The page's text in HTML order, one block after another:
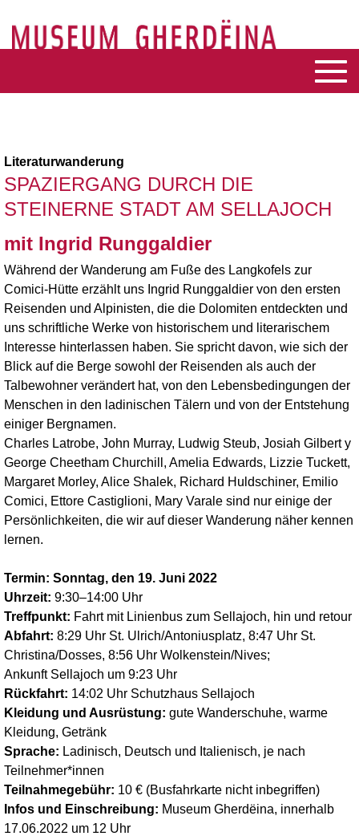
Literaturwanderung
SPAZIERGANG DURCH DIE
STEINERNE STADT AM SELLAJOCH
mit Ingrid Runggaldier
Während der Wanderung am Fuße des Langkofels zur
Comici-Hütte erzählt uns Ingrid Runggaldier von den ersten
Reisenden und Alpinisten, die die Dolomiten entdeckten und
uns schriftliche Werke von historischem und literarischem
Interesse hinterlassen haben. Sie spricht davon, wie sich der
Blick auf die Berge sowohl der Reisenden als auch der
Talbewohner verändert hat, von den Lebensbedingungen der
Menschen in den ladinischen Tälern und von der Entstehung
einiger Bergnamen.
Charles Latrobe, John Murray, Ludwig Steub, Josiah Gilbert y
George Cheetham Churchill, Amelia Edwards, Lizzie Tuckett,
Margaret Morley, Alice Shalek, Richard Huldschiner, Emilio
Comici, Ettore Castiglioni, Mary Varale sind nur einige der
Persönlichkeiten, die wir auf dieser Wanderung näher kennen
lernen.
Termin: Sonntag, den 19. Juni 2022
Uhrzeit: 9:30–14:00 Uhr
Treffpunkt: Fahrt mit Linienbus zum Sellajoch, hin und retour
Abfahrt: 8:29 Uhr St. Ulrich/Antoniusplatz, 8:47 Uhr St.
Christina/Dosses, 8:56 Uhr Wolkenstein/Nives;
Ankunft Sellajoch um 9:23 Uhr
Rückfahrt: 14:02 Uhr Schutzhaus Sellajoch
Kleidung und Ausrüstung: gute Wanderschuhe, warme
Kleidung, Getränk
Sprache: Ladinisch, Deutsch und Italienisch, je nach
Teilnehmer*innen
Teilnahmegebühr: 10 € (Busfahrkarte nicht inbegriffen)
Infos und Einschreibung: Museum Gherdëina, innerhalb
17.06.2022 um 12 Uhr